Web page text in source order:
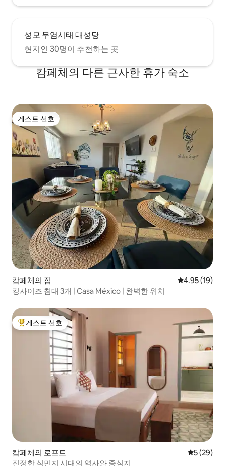
성모 무염시태 대성당
현지인 30명이 추천하는 곳
캄페체의 다른 근사한 휴가 숙소
게스트 선호
게스트 선호
캄페체의 집 평점 4.95점
4.95 (19)
킹사이즈 침대 3개 | Casa México | 완벽한 위치
상위 게스트 선호
게스트 선호
캄페체의 로프트 평점 5점(5
5 (29)
진정한 식민지 시대의 역사와 중심지